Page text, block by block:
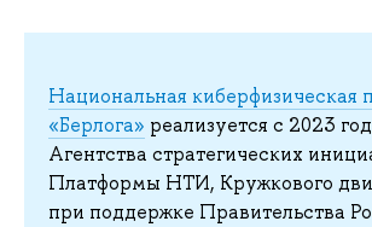
Национальная киберфизическая
«Берлога» реализуется с 2023
Агентства стратегических
Платформы НТИ, Кружкового
при поддержке Правительства